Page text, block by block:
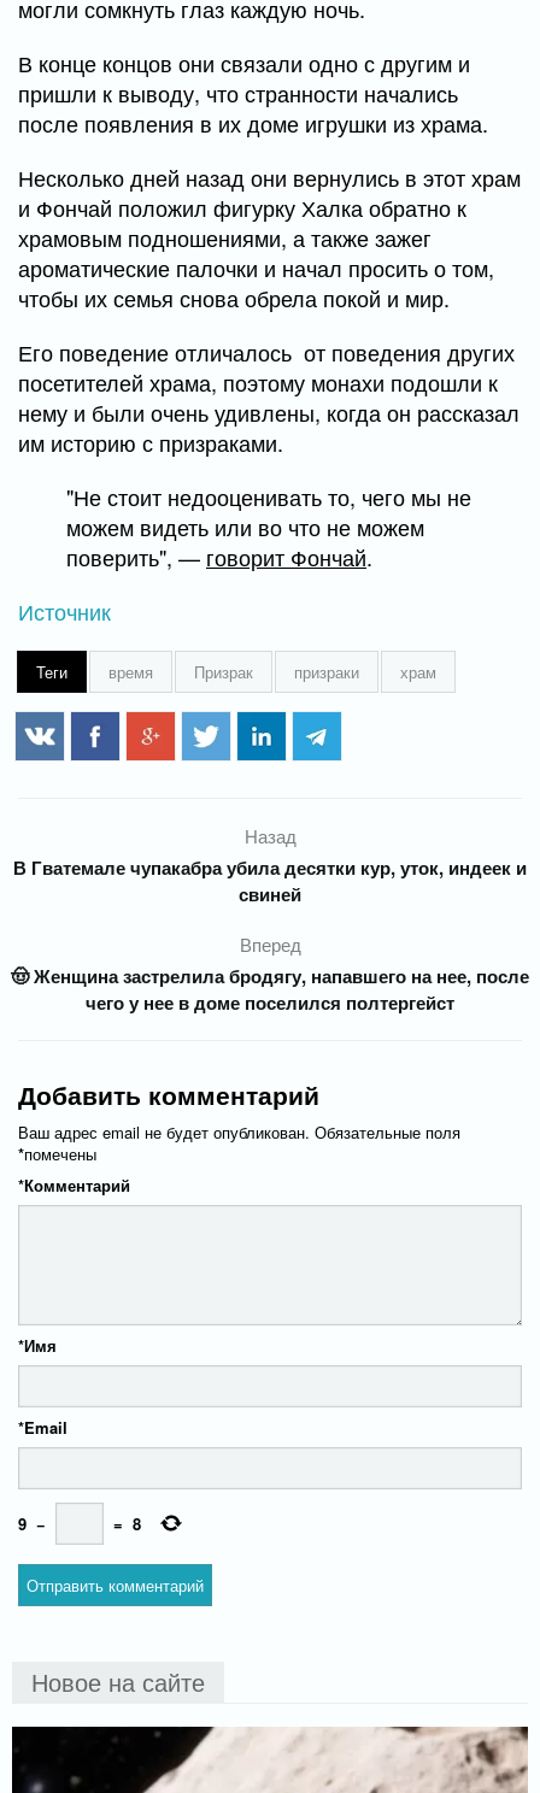
могли сомкнуть глаз каждую ночь.
В конце концов они связали одно с другим и
пришли к выводу, что странности начались
после появления в их доме игрушки из храма.
Несколько дней назад они вернулись в этот храм
и Фончай положил фигурку Халка обратно к
храмовым подношениями, а также зажег
ароматические палочки и начал просить о том,
чтобы их семья снова обрела покой и мир.
Его поведение отличалось от поведения других
посетителей храма, поэтому монахи подошли к
нему и были очень удивлены, когда он рассказал
им историю с призраками.
"Не стоит недооценивать то, чего мы не
можем видеть или во что не можем
поверить", — говорит Фончай.
Источник
Теги время Призрак призраки храм
Назад
В Гватемале чупакабра убила десятки кур, уток, индеек и
свиней
Вперед
🤠 Женщина застрелила бродягу, напавшего на нее, после
чего у нее в доме поселился полтергейст
Добавить комментарий
Ваш адрес email не будет опубликован. Обязательные поля
помечены
*
Комментарий
*
Имя
*
Email
*
9 − = 8
Новое на сайте